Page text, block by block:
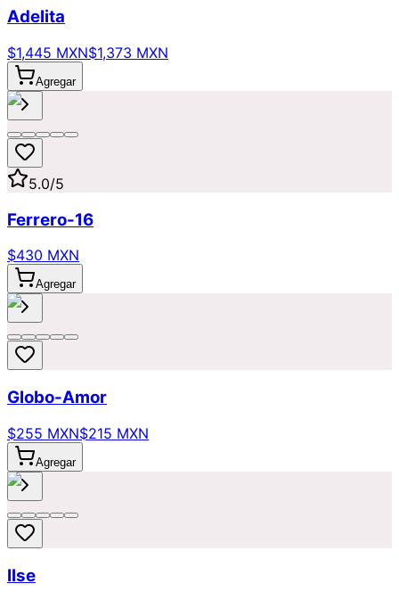
Adelita
$1,445 MXN$1,373 MXN
Agregar
5.0/5
Ferrero-16
$430 MXN
Agregar
Globo-Amor
$255 MXN$215 MXN
Agregar
Ilse